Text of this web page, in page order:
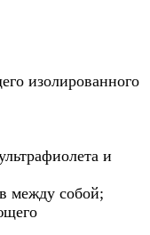
изолированного
и
между собой;